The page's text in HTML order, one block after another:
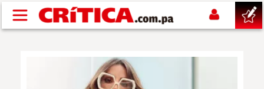
Pasar al contenido principal